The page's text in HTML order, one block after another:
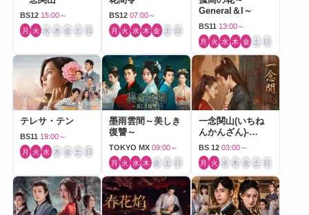
BS12 15:00～
月 火 水 木 金 土 日
BS12 07:00～
月 火 水 木 金 土 日
General＆I～
BS11 13:00～
月 火 水 木 金 土 日
テレサ・テン
BS11 19:00～
月 火 水 木 金 土 日
墨雨雲間～美しき
復讐～
TOKYO MX 09:00～
月 火 水 木 金 土 日
一念関山(いちね
んかんざん)-
Journey to Love-
BS 12 03:00～
月 火 水 木 金 土 日